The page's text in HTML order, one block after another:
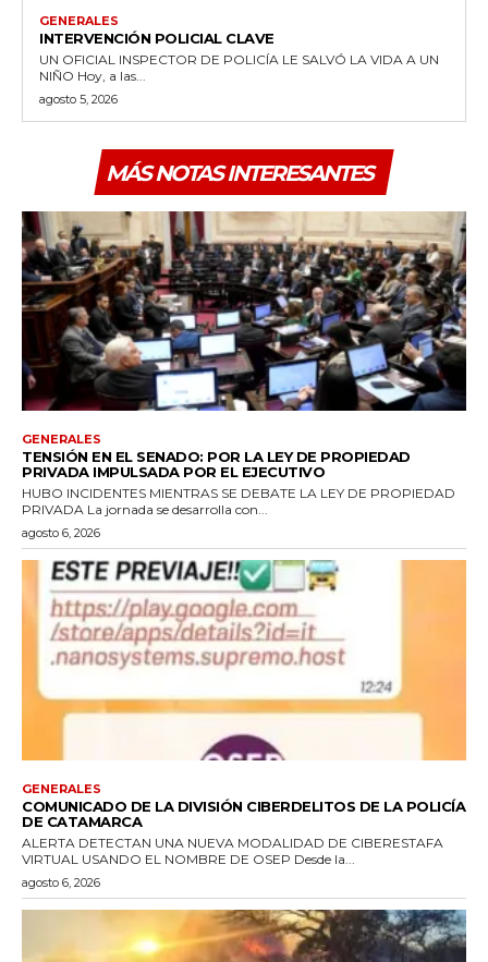
GENERALES
INTERVENCIÓN POLICIAL CLAVE
UN OFICIAL INSPECTOR DE POLICÍA LE SALVÓ LA VIDA A UN
NIÑO Hoy, a las...
agosto 5, 2026
MÁS NOTAS INTERESANTES
GENERALES
TENSIÓN EN EL SENADO: POR LA LEY DE PROPIEDAD
PRIVADA IMPULSADA POR EL EJECUTIVO
HUBO INCIDENTES MIENTRAS SE DEBATE LA LEY DE PROPIEDAD
PRIVADA La jornada se desarrolla con...
agosto 6, 2026
GENERALES
COMUNICADO DE LA DIVISIÓN CIBERDELITOS DE LA POLICÍA
DE CATAMARCA
ALERTA DETECTAN UNA NUEVA MODALIDAD DE CIBERESTAFA
VIRTUAL USANDO EL NOMBRE DE OSEP Desde la...
agosto 6, 2026